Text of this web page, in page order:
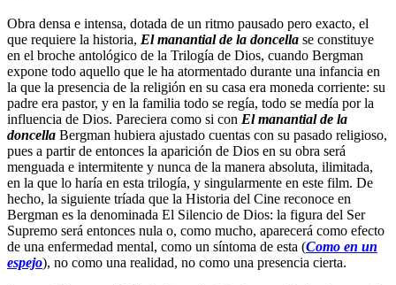
Obra densa e intensa, dotada de un ritmo pausado pero exacto, el
que requiere la historia, El manantial de la doncella se constituye
en el broche antológico de la Trilogía de Dios, cuando Bergman
expone todo aquello que le ha atormentado durante una infancia en
la que la presencia de la religión en su casa era moneda corriente: su
padre era pastor, y en la familia todo se regía, todo se medía por la
influencia de Dios. Pareciera como si con El manantial de la
doncella Bergman hubiera ajustado cuentas con su pasado religioso,
pues a partir de entonces la aparición de Dios en su obra será
menguada e intermitente y nunca de la manera absoluta, ilimitada,
en la que lo haría en esta trilogía, y singularmente en este film. De
hecho, la siguiente tríada que la Historia del Cine reconoce en
Bergman es la denominada El Silencio de Dios: la figura del Ser
Supremo será entonces nula o, como mucho, aparecerá como efecto
de una enfermedad mental, como un síntoma de esta (Como en un
espejo), no como una realidad, no como una presencia cierta.